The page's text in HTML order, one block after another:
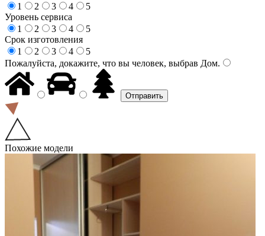
1
2 3 4
5
Уровень сервиса
1
2 3 4
5
Срок изготовления
1
2 3 4
5
Пожалуйста, докажите, что вы человек, выбрав Дом.
Похожие модели